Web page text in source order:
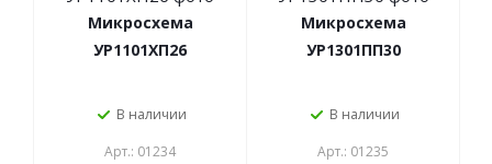
Микросхема
УР1101ХП26
В наличии
Арт.: 01234
Микросхема
УР1301ПП30
В наличии
Арт.: 01235